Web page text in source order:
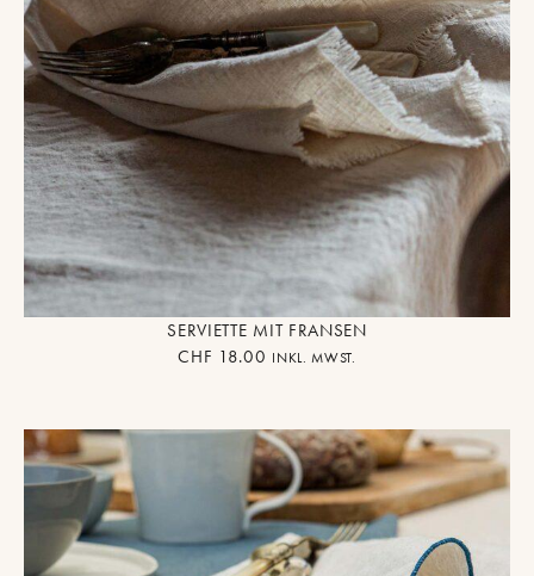
SERVIETTE MIT FRANSEN
CHF 18.00 INKL. MWST.